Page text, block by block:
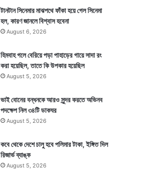
টানটান সিনেমার মাঝপথে ফাঁকা হয়ে গেল সিনেমা
হল, কারণ জানলে বিশ্বাস হবেনা
August 6, 2026
হিমবাহ গলে বেরিয়ে পড়া পাহাড়ের গায়ে সাদা রং
করা হয়েছিল, তাতে কি উপকার হয়েছিল
August 5, 2026
ভাই বোনের বন্ধনকে আরও সুন্দর করতে অভিনব
পদক্ষেপ নিল ৩৪টি ডাকঘর
August 5, 2026
কবে থেকে দেশে চালু হবে পলিমার টাকা, ইঙ্গিত দিল
রিজার্ভ ব্যাঙ্ক
August 5, 2026